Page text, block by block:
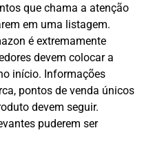
que chama a atenção
em uma listagem.
é extremamente
devem colocar a
início. Informações
pontos de venda únicos
devem seguir.
puderem ser